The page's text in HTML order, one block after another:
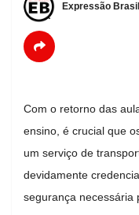
Expressão
Com o retorno das
ensino, é crucial que
um serviço de
devidamente
segurança necessária